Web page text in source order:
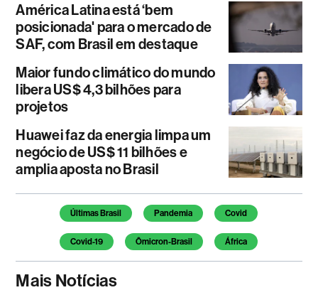
América Latina está ‘bem
posicionada' para o mercado de
SAF, com Brasil em destaque
Maior fundo climático do mundo
libera US$ 4,3 bilhões para
projetos
Huawei faz da energia limpa um
negócio de US$ 11 bilhões e
amplia aposta no Brasil
Temas deste artigo
Últimas Brasil Pandemia Covid
Covid-19 Ômicron-Brasil África
Mais Notícias